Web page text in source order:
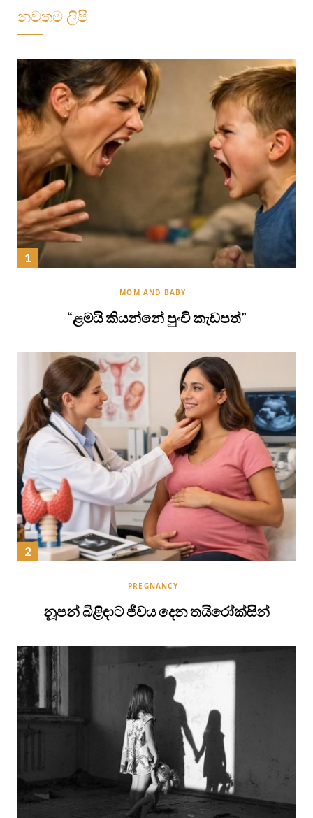
නවතම ලිපි
MOM AND BABY
“ළමයි කියන්නේ පුංචි කැඩපත්”
PREGNANCY
නූපන් බිළිඳාට ජීවය දෙන තයිරෝක්සින්